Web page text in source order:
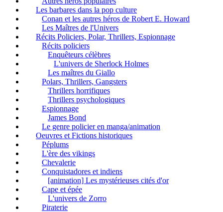
Les barbares dans la pop culture
Conan et les autres héros de Robert E. Howard
Les Maîtres de l'Univers
Récits Policiers, Polar, Thrillers, Espionnage
Récits policiers
Enquêteurs célèbres
L'univers de Sherlock Holmes
Les maîtres du Giallo
Polars, Thrillers, Gangsters
Thrillers horrifiques
Thrillers psychologiques
Espionnage
James Bond
Le genre policier en manga/animation
Oeuvres et Fictions historiques
Péplums
L'ère des vikings
Chevalerie
Conquistadores et indiens
[animation] Les mystérieuses cités d'or
Cape et épée
L'univers de Zorro
Piraterie